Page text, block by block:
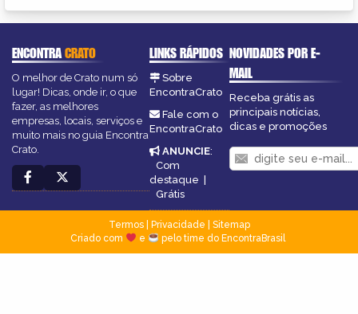
ENCONTRACRATO
O melhor de Crato num só
lugar! Dicas, onde ir, o que
fazer, as melhores
empresas, locais, serviços e
muito mais no guia Encontra
Crato.
LINKS RÁPIDOS
Sobre
EncontraCrato
Fale com o
EncontraCrato
ANUNCIE:
Com
destaque |
Grátis
NOVIDADES POR E-
MAIL
Receba grátis as
principais notícias,
dicas e promoções
Termos| Privacidade
Sitemap
Criado com
e pelo time do EncontraBrasil